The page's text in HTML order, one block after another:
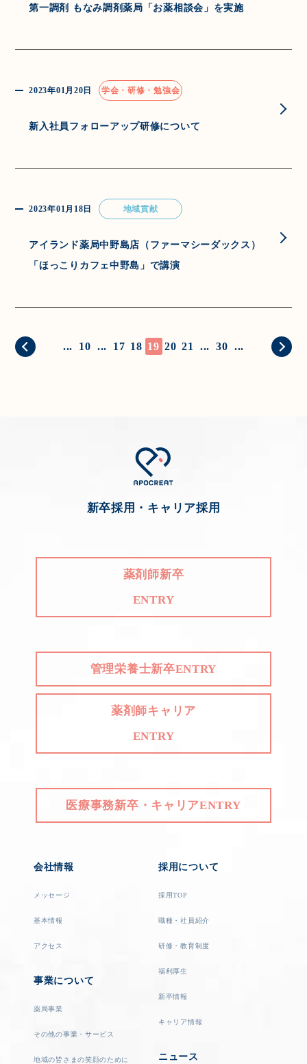
第一調剤 もなみ調剤薬局「お薬相談会」を実施
2023年01月20日 学会・研修・勉強会
新入社員フォローアップ研修について
2023年01月18日 地域貢献
アイランド薬局中野島店（ファーマシーダックス）
「ほっこりカフェ中野島」で講演
... 10 ... 17 18 19 20 21 ... 30 ...
新卒採用・キャリア採用
薬剤師新卒
ENTRY
管理栄養士新卒ENTRY
薬剤師キャリア
ENTRY
医療事務新卒・キャリアENTRY
会社情報
メッセージ
基本情報
アクセス
事業について
薬局事業
その他の事業・サービス
地域の皆さまの笑顔のために
採用について
採用TOP
職種・社員紹介
研修・教育制度
福利厚生
新卒情報
キャリア情報
ニュース